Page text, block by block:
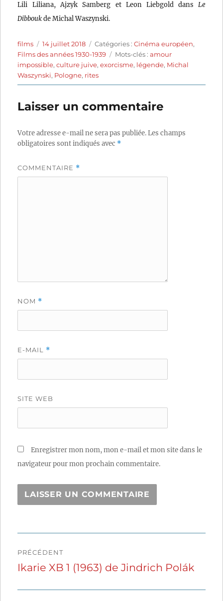
Lili Liliana, Ajzyk Samberg et Leon Liebgold dans Le
Dibboukde Michal Waszynski.
Auteur
films
Publié
le
14 juillet 2018 Catégories
Catégories :Cinéma européen,
Films des années 1930-1939
Étiquettes
Mots-clés :amour
impossible,culture juive,exorcisme, légende, Michal
Waszynski, Pologne, rites
Laisser un commentaire
Votre adresse e-mail ne sera pas publiée.Les champs
obligatoires sont indiqués avec *
COMMENTAIRE *
NOM *
E-MAIL *
SITE WEB
Enregistrer mon nom, mon e-mail et mon site dans le
navigateur pour mon prochain commentaire.
de
PRÉCÉDENT
Publication
Ikarie XB 1 (1963) de Jindrich Polák